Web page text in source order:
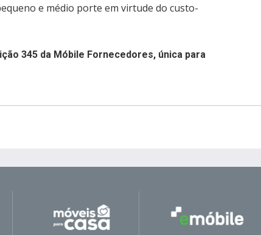
e médio porte em virtude do custo-
345 da Móbile Fornecedores, única para